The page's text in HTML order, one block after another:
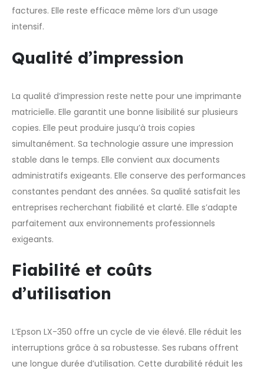
factures. Elle reste efficace même lors d’un usage
intensif.
Qualité d’impression
La qualité d’impression reste nette pour une imprimante
matricielle. Elle garantit une bonne lisibilité sur plusieurs
copies. Elle peut produire jusqu’à trois copies
simultanément. Sa technologie assure une impression
stable dans le temps. Elle convient aux documents
administratifs exigeants. Elle conserve des performances
constantes pendant des années. Sa qualité satisfait les
entreprises recherchant fiabilité et clarté. Elle s’adapte
parfaitement aux environnements professionnels
exigeants.
Fiabilité et coûts
d’utilisation
L’Epson LX-350 offre un cycle de vie élevé. Elle réduit les
interruptions grâce à sa robustesse. Ses rubans offrent
une longue durée d’utilisation. Cette durabilité réduit les